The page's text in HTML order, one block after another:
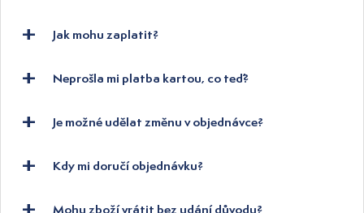
Jak mohu zaplatit?
Neprošla mi platba kartou, co teď?
Je možné udělat změnu v objednávce?
Kdy mi doručí objednávku?
Mohu zboží vrátit bez udání důvodu?